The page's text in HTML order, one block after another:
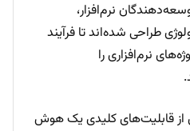
نرم‌افزار،
طراحی شده‌اند تا فرآیند
نرم‌افزاری را
از قابلیت‌های کلیدی یک هوش